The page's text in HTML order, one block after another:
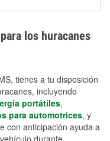
agua estancada y
son
los huracanes
tienes a tu disposición
incluyendo
portátiles,
para automotrices, y
con anticipación ayuda a
durante